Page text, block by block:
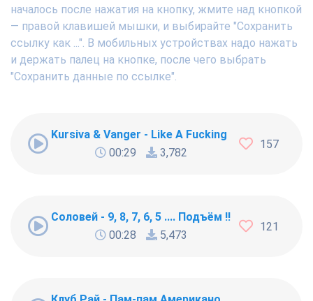
началось после нажатия на кнопку, жмите над кнопкой
— правой клавишей мышки, и выбирайте "Сохранить
ссылку как ...". В мобильных устройствах надо нажать
и держать палец на кнопке, после чего выбрать
"Сохранить данные по ссылке".
Kursiva & Vanger - Like A Fucking Newbie
00:29
3,782
157
Соловей - 9, 8, 7, 6, 5 .... Подъём !!!
00:28
5,473
121